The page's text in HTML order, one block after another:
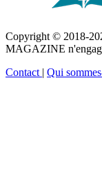
Copyright © 2018-
MAGAZINE
Contact | Qui